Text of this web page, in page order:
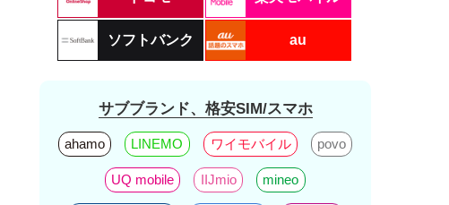
ソフトバンク au
サブブランド、格安SIM/スマホ
ahamo LINEMO ワイモバイル povo
UQ mobile IIJmio mineo